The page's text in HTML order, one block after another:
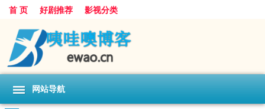
首 页 好剧推荐 影视分类
网站导航